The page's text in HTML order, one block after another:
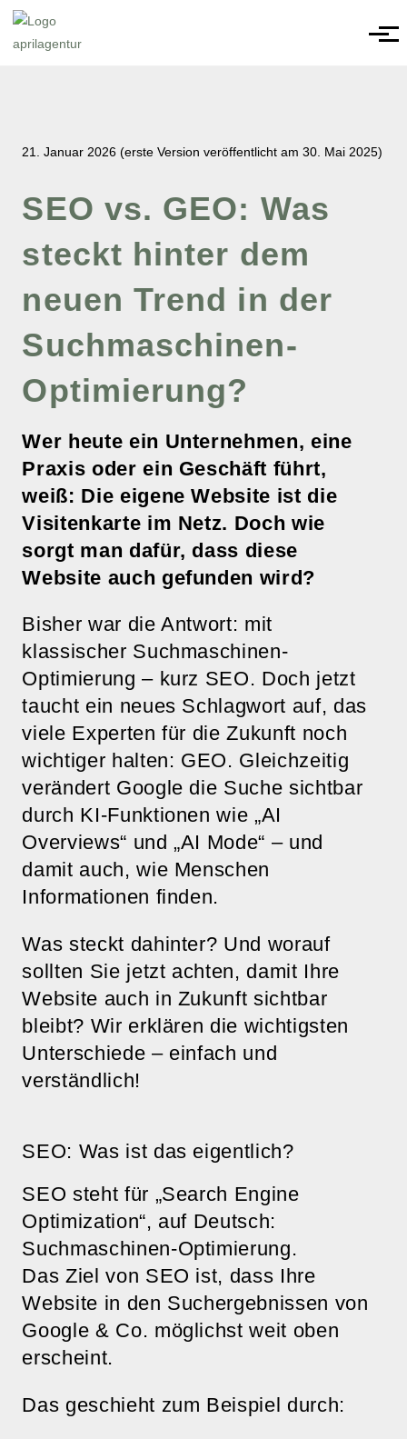
21. Januar 2026 (erste Version veröffentlicht am 30. Mai 2025)
SEO vs. GEO: Was
steckt hinter dem
neuen Trend in der
Suchmaschinen-
Optimierung?
Wer heute ein Unternehmen, eine
Praxis oder ein Geschäft führt,
weiß: Die eigene Website ist die
Visitenkarte im Netz. Doch wie
sorgt man dafür, dass diese
Website auch gefunden wird?
Bisher war die Antwort: mit
klassischer Suchmaschinen-
Optimierung – kurz SEO. Doch jetzt
taucht ein neues Schlagwort auf, das
viele Experten für die Zukunft noch
wichtiger halten: GEO. Gleichzeitig
verändert Google die Suche sichtbar
durch KI-Funktionen wie „AI
Overviews“ und „AI Mode“ – und
damit auch, wie Menschen
Informationen finden.
Was steckt dahinter? Und worauf
sollten Sie jetzt achten, damit Ihre
Website auch in Zukunft sichtbar
bleibt? Wir erklären die wichtigsten
Unterschiede – einfach und
verständlich!
SEO: Was ist das eigentlich?
SEO steht für „Search Engine
Optimization“, auf Deutsch:
Suchmaschinen-Optimierung.
Das Ziel von SEO ist, dass Ihre
Website in den Suchergebnissen von
Google & Co. möglichst weit oben
erscheint.
Das geschieht zum Beispiel durch: